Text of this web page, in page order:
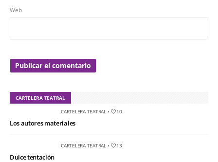
Web
CARTELERA TEATRAL
CARTELERA TEATRAL• 10
Los autores materiales
CARTELERA TEATRAL• 13
Dulce tentación